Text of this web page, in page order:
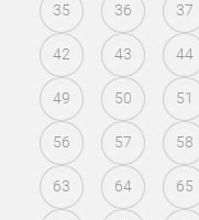
35 36 37
42 43 44
49 50 51
56 57 58
63 64 65